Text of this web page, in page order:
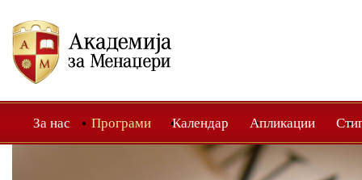
За нас Програми Календар Апликации